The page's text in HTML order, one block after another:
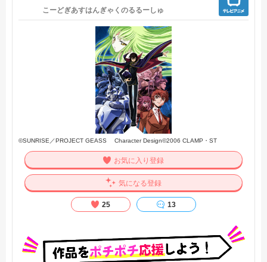
日々起こるトラブルや、クリエイティブな仕事ゆえに起こる
集団で作るからこそ起こる結束や衝突といったアニメ業界の
日常を描いた群像劇作品である。
そして、5人が共に目指した夢への挑戦。その先に見出す希望
へと続くサクセスストーリー。
そう、アニメの今がここにある・・・【公式サイト他参照】
こーどぎあすはんぎゃくのるるーしゅ
©SUNRISE／PROJECT GEASS Character Design©2006 CLAMP・ST
お気に入り登録
気になる登録
25 13